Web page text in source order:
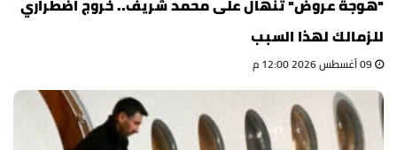
للزمالك لهذا السبب